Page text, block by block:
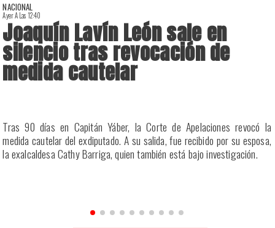
NACIONAL
Ayer A Las 12:40
Joaquín Lavín León sale en
silencio tras revocación de
medida cautelar
Tras 90 días en Capitán Yáber, la Corte de Apelaciones revocó la
medida cautelar del exdiputado. A su salida, fue recibido por su esposa,
la exalcaldesa Cathy Barriga, quien también está bajo investigación.